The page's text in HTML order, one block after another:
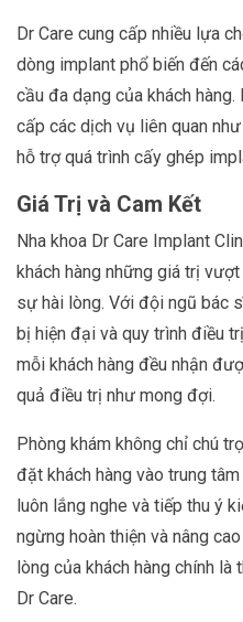
Dr Care cung cấp nhiều lựa
dòng implant phổ biến đến
cầu đa dạng của khách
cấp các dịch vụ liên quan
hỗ trợ quá trình cấy ghép
Giá Trị và Cam Kết
Nha khoa Dr Care Implant
khách hàng những giá trị
sự hài lòng. Với đội ngũ bác
bị hiện đại và quy trình điều
mỗi khách hàng đều nhận
quả điều trị như mong đợi.
Phòng khám không chỉ chú
đặt khách hàng vào trung
luôn lắng nghe và tiếp thu ý
ngừng hoàn thiện và nâng
lòng của khách hàng chính
Dr Care.